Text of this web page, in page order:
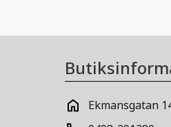
Ekmansgatan